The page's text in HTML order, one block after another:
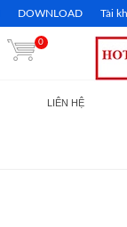
DOWNLOAD Tài
0
LIÊN HỆ